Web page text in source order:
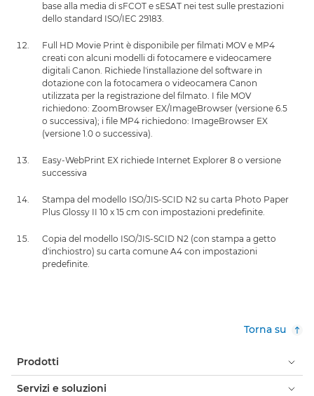
base alla media di sFCOT e sESAT nei test sulle prestazioni
dello standard ISO/IEC 29183.
Full HD Movie Print è disponibile per filmati MOV e MP4
creati con alcuni modelli di fotocamere e videocamere
digitali Canon. Richiede l'installazione del software in
dotazione con la fotocamera o videocamera Canon
utilizzata per la registrazione del filmato. I file MOV
richiedono: ZoomBrowser EX/ImageBrowser (versione 6.5
o successiva); i file MP4 richiedono: ImageBrowser EX
(versione 1.0 o successiva).
Easy-WebPrint EX richiede Internet Explorer 8 o versione
successiva
Stampa del modello ISO/JIS-SCID N2 su carta Photo Paper
Plus Glossy II 10 x 15 cm con impostazioni predefinite.
Copia del modello ISO/JIS-SCID N2 (con stampa a getto
d'inchiostro) su carta comune A4 con impostazioni
predefinite.
Torna su
Prodotti
Servizi e soluzioni